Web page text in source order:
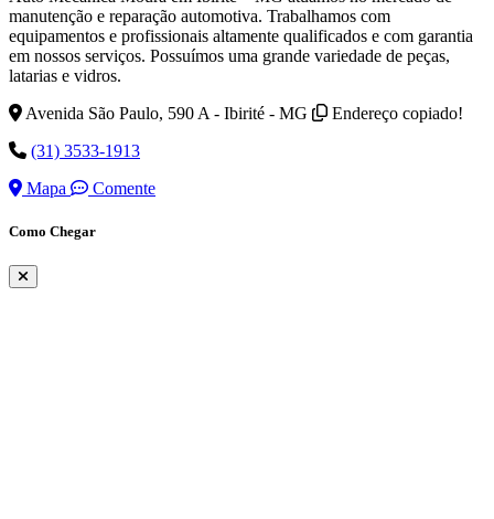
manutenção e reparação automotiva. Trabalhamos com
equipamentos e profissionais altamente qualificados e com garantia
em nossos serviços. Possuímos uma grande variedade de peças,
latarias e vidros.
Avenida São Paulo, 590 A - Ibirité - MG
Endereço copiado!
(31) 3533-1913
Mapa
Comente
Como Chegar